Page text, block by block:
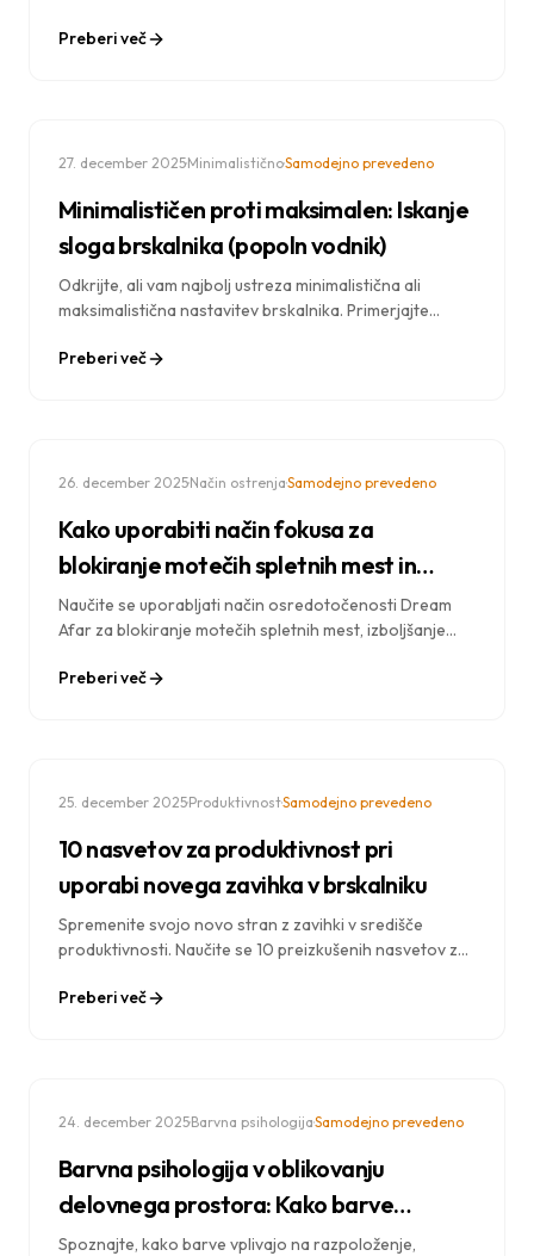
vpogledi v okoljsko oblikovanje.
Preberi več
27. december 2025·Minimalistično·Samodejno prevedeno
Minimalističen proti maksimalen: Iskanje
sloga brskalnika (popoln vodnik)
Odkrijte, ali vam najbolj ustreza minimalistična ali
maksimalistična nastavitev brskalnika. Primerjajte
oblikovati idealno izkušnjo novega zavihka.
Preberi več
26. december 2025·Način ostrenja·Samodejno prevedeno
Kako uporabiti način fokusa za
blokiranje motečih spletnih mest in
povečanje produktivnosti
Naučite se uporabljati način osredotočenosti Dream
Afar za blokiranje motečih spletnih mest, izboljšanje
korakih z najboljšimi praksami.
Preberi več
25. december 2025·Produktivnost·Samodejno prevedeno
10 nasvetov za produktivnost pri
uporabi novega zavihka v brskalniku
Spremenite svojo novo stran z zavihki v središče
produktivnosti. Naučite se 10 preizkušenih nasvetov za
najboljši izkoristek vsakega zavihka brskalnika, ki ga
Preberi več
24. december 2025·Barvna psihologija·Samodejno prevedeno
Barvna psihologija v oblikovanju
delovnega prostora: Kako barve
vplivajo na vašo produktivnost
Spoznajte, kako barve vplivajo na razpoloženje,